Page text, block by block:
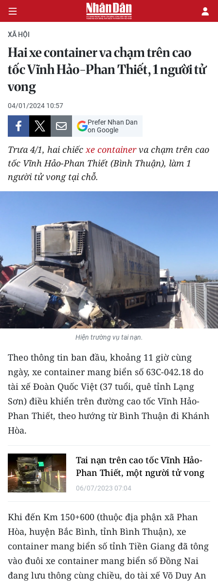
CHÍNH TRỊ
KINH TẾ
VĂN HÓA
XÃ HỘI
PHÁP LUẬT
DU LỊCH
THỂ THAO
GIÁO DỤC
Y TẾ
KHOA HỌC - CÔNG NGHỆ
MÔI TRƯỜNG
KIỂM CHỨNG THÔNG TIN
TRI THỨC CHUYÊN SÂU
54 DÂN TỘC VIỆT NAM
MỘT SẢN PHẨM
RADIO
E-Magazine
Video
Media Chính trị
XÃ HỘI
Hai xe container va chạm trên cao
tốc Vĩnh Hảo-Phan Thiết, 1 người tử
vong
04/01/2024 10:57
Prefer Nhan Dan
on Google
Trưa 4/1, hai chiếcxe containerva chạm trên cao
tốc Vĩnh Hảo-Phan Thiết (Bình Thuận), làm 1
người tử vong tại chỗ.
Hiện trường vụ tai nạn.
Theo thông tin ban đầu, khoảng 11 giờ cùng
ngày, xe container mang biển số 63C-042.18 do
tài xế Đoàn Quốc Việt (37 tuổi, quê tỉnh Lạng
Sơn) điều khiển trên đường cao tốc Vĩnh Hảo-
Phan Thiết, theo hướng từ Bình Thuận đi Khánh
Hòa.
Tai nạn trên cao tốc Vĩnh Hảo-
Phan Thiết, một người tử vong
06/07/2023 07:04
Khi đến Km 150+600 (thuộc địa phận xã Phan
Hòa, huyện Bắc Bình, tỉnh Bình Thuận), xe
container mang biển số tỉnh Tiền Giang đã tông
vào đuôi xe container mang biển số Đồng Nai
đang lưu thông cùng chiều, do tài xế Võ Duy An